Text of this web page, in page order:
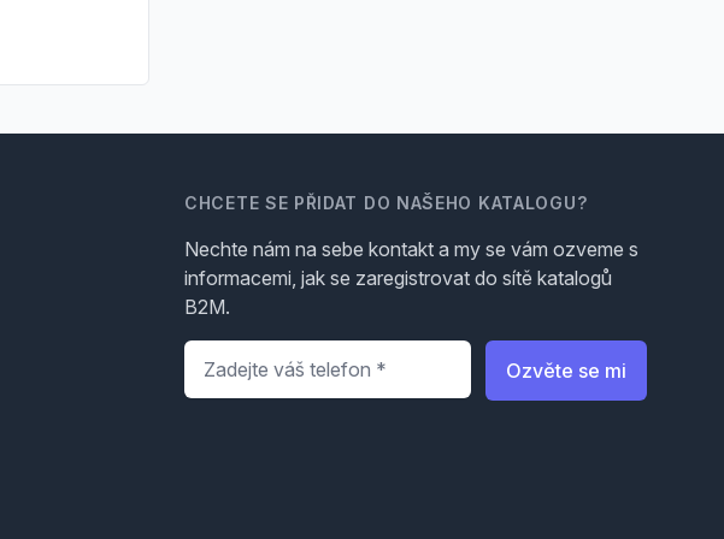
CHCETE SE PŘIDAT DO NAŠEHO KATALOGU?
Nechte nám na sebe kontakt a my se vám ozveme s
informacemi, jak se zaregistrovat do sítě katalogů
B2M.
Telefon
Ozvěte se mi